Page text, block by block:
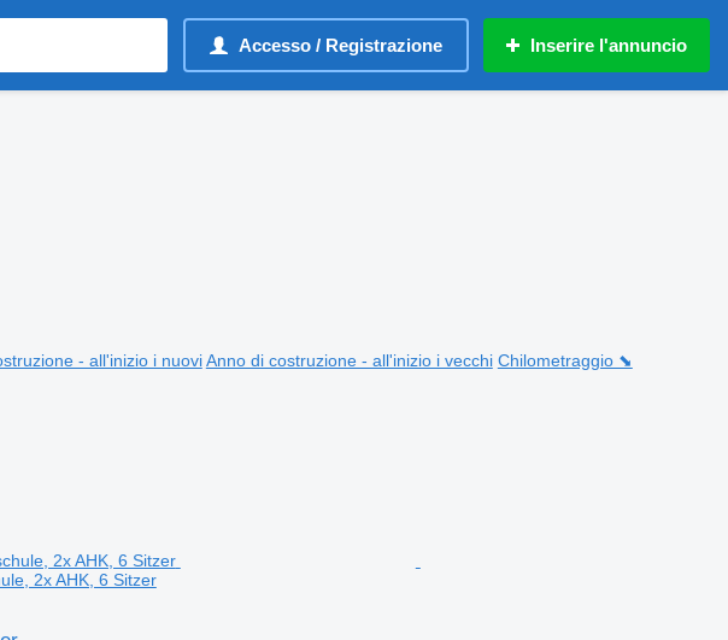
Accesso / Registrazione Inserire l'annuncio
- all'inizio i nuovi Anno di costruzione - all'inizio i vecchi Chilometraggio ⬊
2x AHK, 6 Sitzer